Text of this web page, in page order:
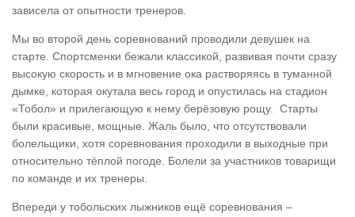
зависела от опытности тренеров.
Мы во второй день соревнований проводили девушек на
старте. Спортсменки бежали классикой, развивая почти сразу
высокую скорость и в мгновение ока растворяясь в туманной
дымке, которая окутала весь город и опустилась на стадион
«Тобол» и прилегающую к нему берёзовую рощу. Старты
были красивые, мощные. Жаль было, что отсутствовали
болельщики, хотя соревнования проходили в выходные при
относительно тёплой погоде. Болели за участников товарищи
по команде и их тренеры.
Впереди у тобольских лыжников ещё соревнования –